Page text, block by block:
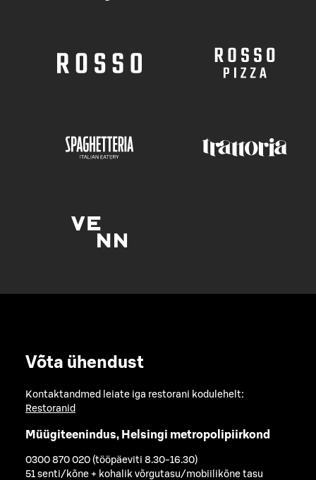
Võta ühendust
Kontaktandmed leiate iga restorani kodulehelt:
Restoranid
Müügiteenindus, Helsingi metropolipiirkond
0300 870 020 (tööpäeviti 8.30-16.30)
51 senti/kõne + kohalik võrgutasu/mobiilikõne tasu